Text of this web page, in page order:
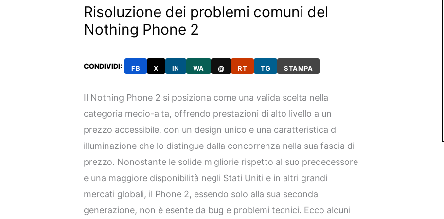
Risoluzione dei problemi comuni del
Nothing Phone 2
CONDIVIDI: FB X IN WA @ RT TG STAMPA
Il Nothing Phone 2 si posiziona come una valida scelta nella
categoria medio-alta, offrendo prestazioni di alto livello a un
prezzo accessibile, con un design unico e una caratteristica di
illuminazione che lo distingue dalla concorrenza nella sua fascia di
prezzo. Nonostante le solide migliorie rispetto al suo predecessore
e una maggiore disponibilità negli Stati Uniti e in altri grandi
mercati globali, il Phone 2, essendo solo alla sua seconda
generazione, non è esente da bug e problemi tecnici. Ecco alcuni